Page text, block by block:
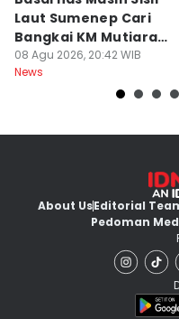
Laut Sumenep Cari
Bangkai KM Mutiara
Sentosa II
08 Agu 2026, 20:42 WIB
News
About UsEditorial
Pedoman